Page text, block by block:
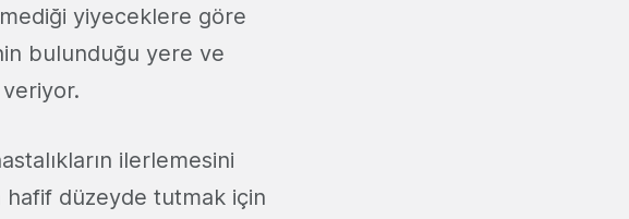
yiyeceklere göre
bulunduğu yere ve
ilerlemesini
hafif düzeyde tutmak için